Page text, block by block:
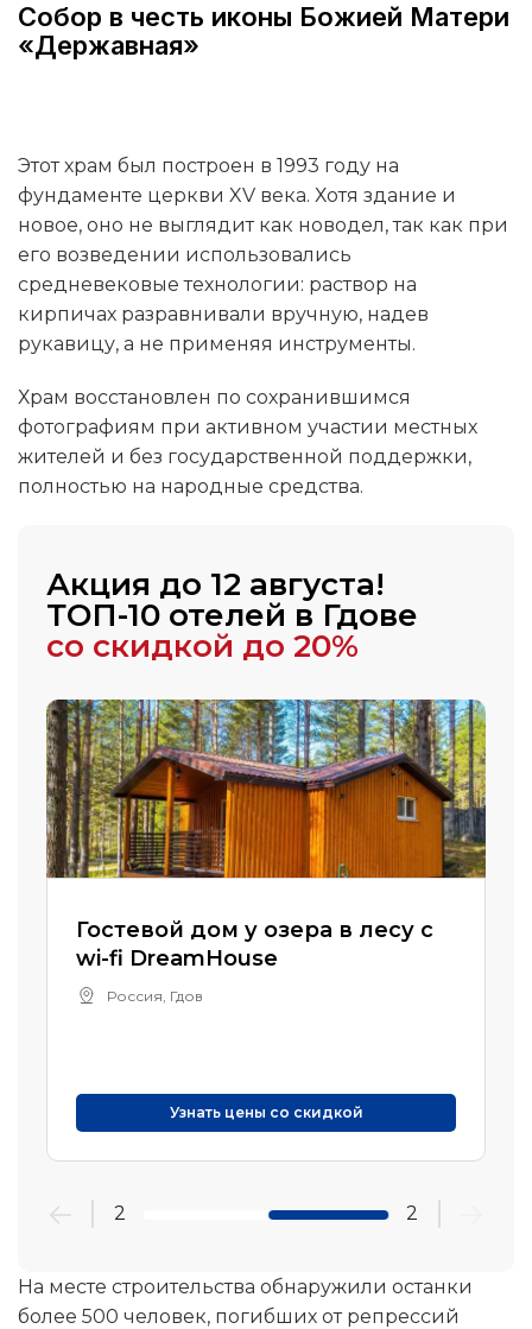
Собор в честь иконы Божией Матери
«Державная»
Этот храм был построен в 1993 году на
фундаменте церкви XV века. Хотя здание и
новое, оно не выглядит как новодел, так как при
его возведении использовались
средневековые технологии: раствор на
кирпичах разравнивали вручную, надев
рукавицу, а не применяя инструменты.
Храм восстановлен по сохранившимся
фотографиям при активном участии местных
жителей и без государственной поддержки,
полностью на народные средства.
Акция до 12 августа!
ТОП-10 отелей в Гдове
со скидкой до 20%
Гостевой дом у озера в лесу с
wi-fi DreamHouse
Россия, Гдов
Узнать цены со скидкой
2 2
На месте строительства обнаружили останки
более 500 человек, погибших от репрессий